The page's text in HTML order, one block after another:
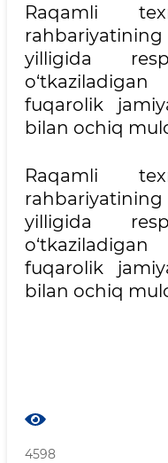
Raqamli
yilligida
fuqarolik
bilan ochiq
Raqamli
yilligida
fuqarolik
bilan ochiq
4598